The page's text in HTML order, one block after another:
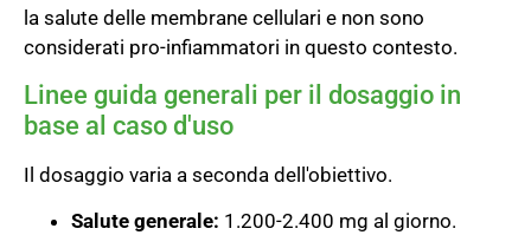
la salute delle membrane cellulari e non sono
considerati pro-infiammatori in questo contesto.
Linee guida generali per il dosaggio in
base al caso d'uso
Il dosaggio varia a seconda dell'obiettivo.
Salute generale: 1.200-2.400 mg al giorno.